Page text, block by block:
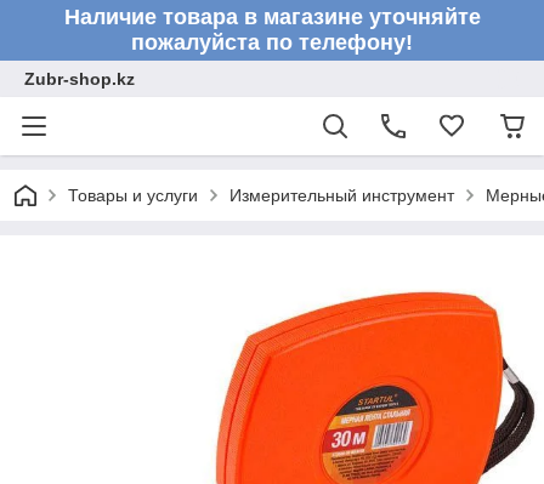
Наличие товара в магазине уточняйте
пожалуйста по телефону!
Zubr-shop.kz
Товары и услуги Измерительный инструмент